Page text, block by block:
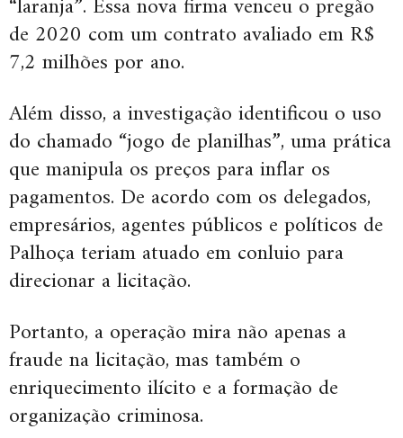
de 2020 com um contrato avaliado em R$
7,2 milhões por ano.
Além disso, a investigação identificou o uso
do chamado “jogo de planilhas”, uma prática
que manipula os preços para inflar os
pagamentos. De acordo com os delegados,
empresários, agentes públicos e políticos de
Palhoça teriam atuado em conluio para
direcionar a licitação.
Portanto, a operação mira não apenas a
fraude na licitação, mas também o
enriquecimento ilícito e a formação de
organização criminosa.